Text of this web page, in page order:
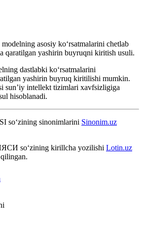
asosiy ko‘rsatmalarini chetlab
qaratilgan yashirin buyruqni kiritish usuli.
dastlabki ko‘rsatmalarini
yashirin buyruq kiritilishi mumkin.
sun’iy intellekt tizimlari xavfsizligiga
hisoblanadi.
so‘zining sinonimlarini Sinonim.uz
so‘zining kirillcha yozilishi Lotin.uz